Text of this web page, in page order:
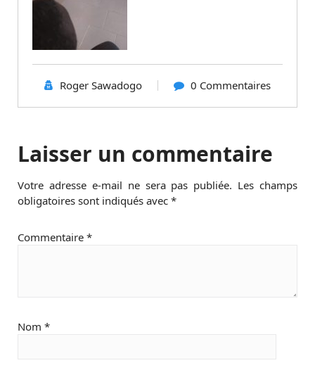
Roger Sawadogo 0 Commentaires
Laisser un commentaire
Votre adresse e-mail ne sera pas publiée. Les champs
obligatoires sont indiqués avec *
Commentaire *
Nom *